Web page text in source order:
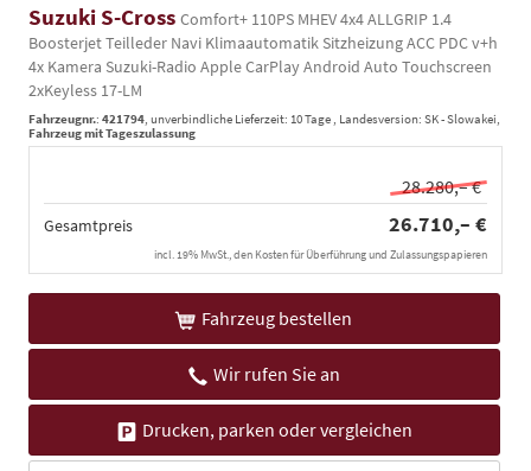
Suzuki S-Cross Comfort+ 110PS MHEV 4x4 ALLGRIP 1.4
Boosterjet Teilleder Navi Klimaautomatik Sitzheizung ACC PDC v+h
4x Kamera Suzuki-Radio Apple CarPlay Android Auto Touchscreen
2xKeyless 17-LM
Fahrzeugnr.: 421794 , unverbindliche Lieferzeit: 10 Tage , Landesversion: SK - Slowakei,
Fahrzeug mit Tageszulassung
28.280,– €
Gesamtpreis 26.710,– €
incl. 19% MwSt., den Kosten für Überführung und Zulassungspapieren
Fahrzeug bestellen
Wir rufen Sie an
Drucken, parken oder vergleichen